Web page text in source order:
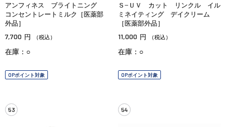
アンフィネス ブライトニング
コンセントレートミルク［医薬部
外品］
7,700 円 （税込）
在庫：○
OPポイント対象
Ｓ−ＵＶ カット リンクル イル
ミネイティング デイクリーム
［医薬部外品］
11,000 円 （税込）
在庫：○
OPポイント対象
53 54